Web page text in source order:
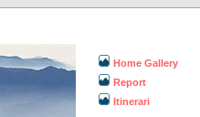
Home Gallery
Report
Itinerari